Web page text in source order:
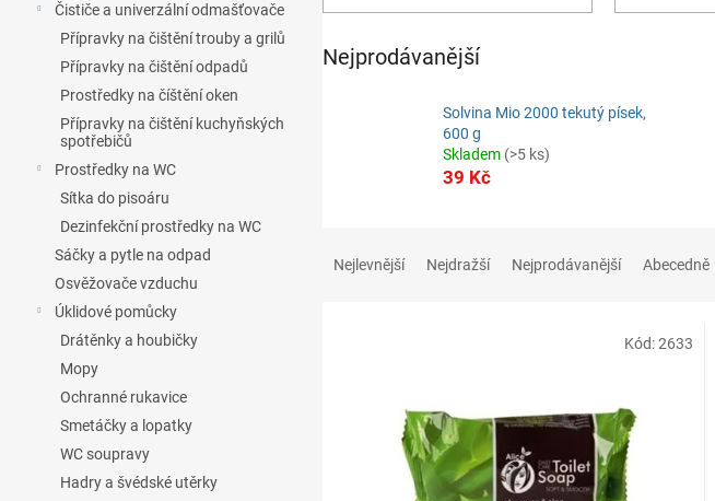
Čističe a univerzální odmašťovače
Přípravky na čištění trouby a grilů
Přípravky na čištění odpadů
Prostředky na číštění oken
Přípravky na čištění kuchyňských
spotřebičů
Prostředky na WC
Sítka do pisoáru
Dezinfekční prostředky na WC
Sáčky a pytle na odpad
Osvěžovače vzduchu
Úklidové pomůcky
Drátěnky a houbičky
Mopy
Ochranné rukavice
Smetáčky a lopatky
WC soupravy
Hadry a švédské utěrky
Nejprodávanější
Solvina Mio 2000 tekutý písek,
600 g
Skladem (>5 ks)
39 Kč
Nejlevnější Nejdražší Nejprodávanější Abecedně
Kód:2633